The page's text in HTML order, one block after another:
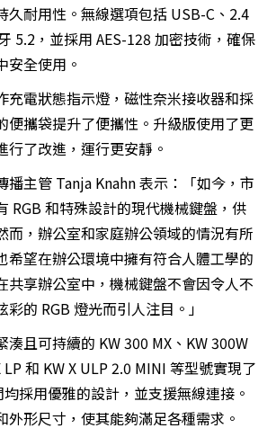
久耐用性。無線選項包括 USB-C、2.4
5.2，並採用 AES-128 加密技術，確保
安全使用。
充電狀態指示燈，磁性奈米接收器和採
便攜袋提升了便攜性。升級版使用了更
行了改進，運行更安靜。
播主管 Tanja Knahn 表示：「如今，市
RGB 和特殊設計的現代機械鍵盤，供
而，辦公室和家庭辦公領域的情況有所
希望在辦公環境中擁有符合人體工學的
共享辦公室中，機械鍵盤不會因令人不
的 RGB 燈光而引人注目。」
湊且可持續的 KW 300 MX、KW 300W
LP 和 KW X ULP 2.0 MINI 等型號實現了
採用優雅的設計，並支援無線連接。
外形尺寸，使其能夠滿足各種需求。